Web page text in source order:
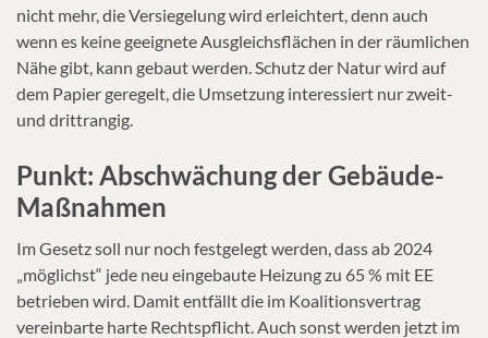
nicht mehr, die Versiegelung wird erleichtert, denn auch
wenn es keine geeignete Ausgleichsflächen in der räumlichen
Nähe gibt, kann gebaut werden. Schutz der Natur wird auf
dem Papier geregelt, die Umsetzung interessiert nur zweit-
und drittrangig.
Punkt: Abschwächung der Gebäude-
Maßnahmen
Im Gesetz soll nur noch festgelegt werden, dass ab 2024
„möglichst“ jede neu eingebaute Heizung zu 65 % mit EE
betrieben wird. Damit entfällt die im Koalitionsvertrag
vereinbarte harte Rechtspflicht. Auch sonst werden jetzt im